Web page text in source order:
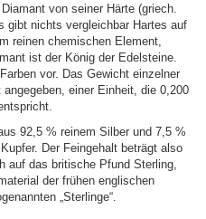
von seiner Härte (griech.
gibt nichts vergleichbar Hartes auf
reinen chemischen Element,
ist der König der Edelsteine.
vor. Das Gewicht einzelner
einer Einheit, die 0,200
92,5 % reinem Silber und 7,5 %
Der Feingehalt beträgt also
auf das britische Pfund Sterling,
der frühen englischen
„Sterlinge“.